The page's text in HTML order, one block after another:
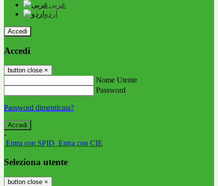
عربى
اردو
Accedi
Accedi
button close ×
Nome Utente
Password
Password dimenticata?
-
Entra con SPID Entra con CIE
Seleziona utente
button close ×